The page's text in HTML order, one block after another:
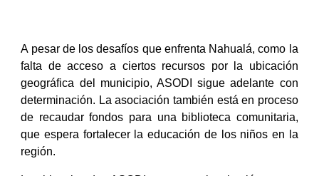
A pesar de los desafíos que enfrenta Nahualá, como la
falta de acceso a ciertos recursos por la ubicación
geográfica del municipio, ASODI sigue adelante con
determinación. La asociación también está en proceso
de recaudar fondos para una biblioteca comunitaria,
que espera fortalecer la educación de los niños en la
región.